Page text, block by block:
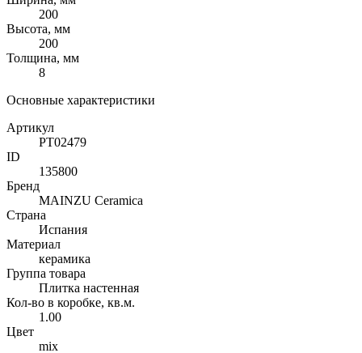
200
Высота, мм
200
Толщина, мм
8
Основные характеристики
Артикул
PT02479
ID
135800
Бренд
MAINZU Ceramica
Страна
Испания
Материал
керамика
Группа товара
Плитка настенная
Кол-во в коробке, кв.м.
1.00
Цвет
mix